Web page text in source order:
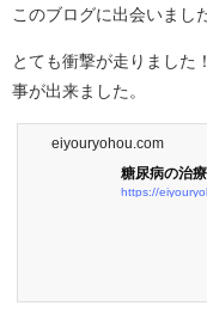
このブログに出会いまし
とても衝撃が走りました
事が出来ました。
eiyouryohou.com
糖尿病の治
https://